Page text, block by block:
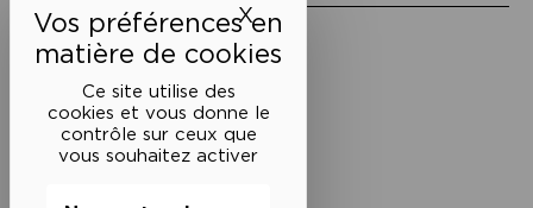
Ce site utilise des
cookies et vous donne le
contrôle sur ceux que
vous souhaitez activer
XMasquer le bandeau des
Mentions légales
Politique de confidentialité
Conditions générales de vente
Cookies